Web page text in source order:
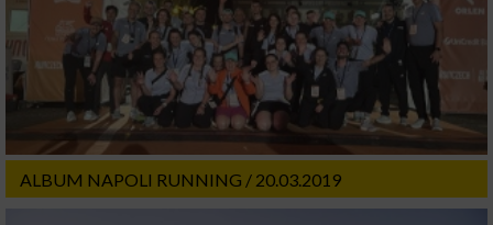
ALBUM NAPOLI RUNNING / 20.03.2019